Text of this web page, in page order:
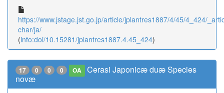
https://www.jstage.jst.go.jp/article/jplantres1887/4/45/4_424/
char/ja/
(info:doi/10.15281/jplantres1887.4.45_424)
17 0 0 0 OA
Cerasi Japonicæ duæ Species
novæ